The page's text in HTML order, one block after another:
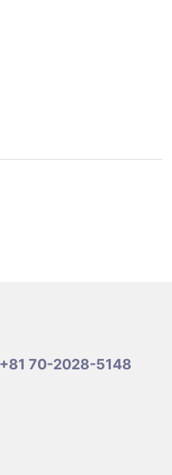
+81 70-2028-5148